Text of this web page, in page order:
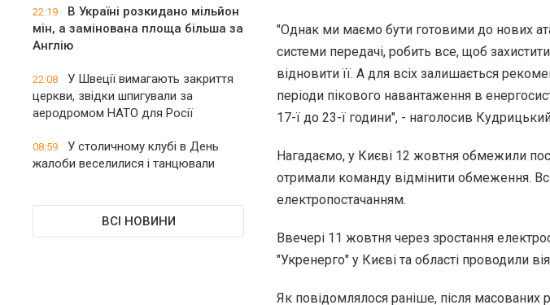
22:19
В Україні розкидано мільйон
мін, а замінована площа більша за
Англію
22:08
У Швеції вимагають закриття
церкви, звідки шпигували за
аеродромом НАТО для Росії
08:59
У столичному клубі в День
жалоби веселилися і танцювали
ВСІ НОВИНИ
"Однак ми маємо бути готовими до нових
системи передачі, робить все, щоб
відновити її. А для всіх залишається
періоди пікового навантаження в
17-ї до 23-ї години", - наголосив
Нагадаємо, у Києві 12 жовтня обмежили
отримали команду відмінити обмеження.
електропостачанням.
Ввечері 11 жовтня через зростання
"Укренерго" у Києві та області проводили
Як повідомлялося раніше, після масованих